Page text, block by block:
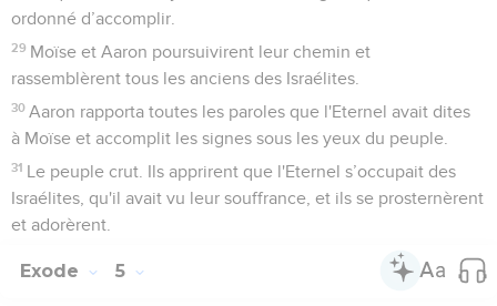
ordonné d’accomplir.
29 Moïse et Aaron poursuivirent leur chemin et
rassemblèrent tous les anciens des Israélites.
30 Aaron rapporta toutes les paroles que l'Eternel avait dites
à Moïse et accomplit les signes sous les yeux du peuple.
31 Le peuple crut. Ils apprirent que l'Eternel s’occupait des
Israélites, qu'il avait vu leur souffrance, et ils se prosternèrent
et adorèrent.
Exode 5